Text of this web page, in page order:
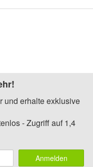
und erhalte exklusive
- Zugriff auf 1,4
Anmelden